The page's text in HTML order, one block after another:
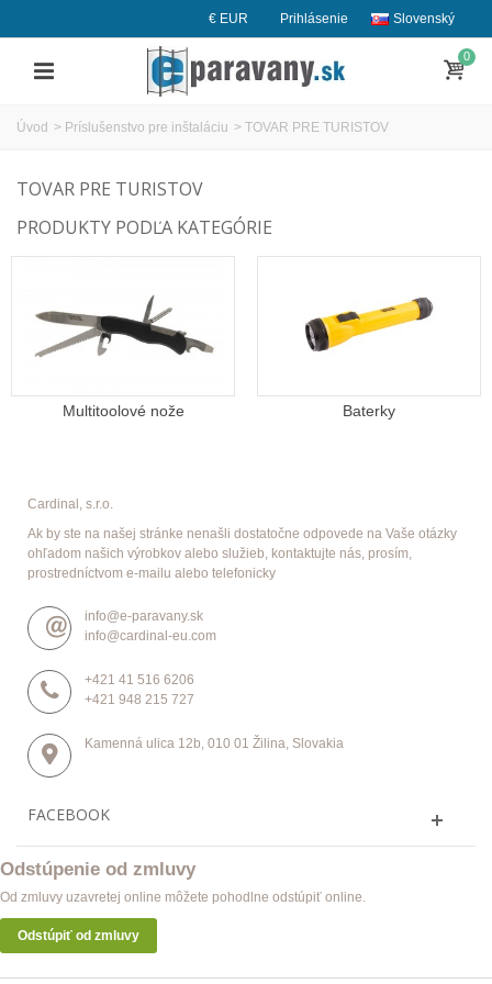
Slovenský
Prihlásenie
€ EUR
0
Úvod > Príslušenstvo pre inštaláciu > TOVAR PRE TURISTOV
TOVAR PRE TURISTOV
PRODUKTY PODĽA KATEGÓRIE
Multitoolové nože Baterky
Cardinal, s.r.o.
Ak by ste na našej stránke nenašli dostatočne odpovede na Vaše otázky
ohľadom našich výrobkov alebo služieb, kontaktujte nás, prosím,
prostredníctvom e-mailu alebo telefonicky
info@e-paravany.sk
info@cardinal-eu.com
+421 41 516 6206
+421 948 215 727
Kamenná ulica 12b, 010 01 Žilina, Slovakia
FACEBOOK
Odstúpenie od zmluvy
Od zmluvy uzavretej online môžete pohodlne odstúpiť online.
Odstúpiť od zmluvy